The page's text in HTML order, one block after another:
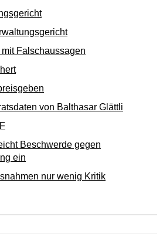
Falschaussagen
von Balthasar Glättli
Beschwerde gegen
ein
nur wenig Kritik